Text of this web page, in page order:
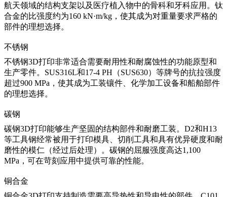
航天领域的结构支架以及医疗植入物中的骨科和牙科应用。钛
合金的比强度约为160 kN·m/kg，使其成为对重量要求严格的
部件的理想选择。
不锈钢
不锈钢3D打印非常适合需要耐用性和耐腐蚀性的功能原型和
生产零件。SUS316L和17-4 PH（SUS630）等牌号的抗拉强度
超过900 MPa，使其成为工装镶件、化学加工设备和船舶部件
的理想选择。
碳钢
碳钢3D打印能够生产坚固的结构部件和耐磨工装。D2和H13
等工具钢经常被用于打印模具、切削工具和具有优异硬度和耐
磨性的模仁（经过后处理）。碳钢的屈服强度高达1,100
MPa，可在苛刻应用中提供可靠的性能。
铜合金